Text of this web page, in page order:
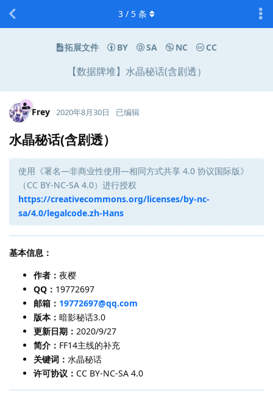
拓展文件 BY SA NC CC
【数据牌堆】水晶秘话(含剧透）
3 / 5 条
Frey 2020年8月30日 已编辑
水晶秘话(含剧透）
使用《署名—非商业性使用—相同方式共享 4.0 协议国际版》
（CC BY-NC-SA 4.0）进行授权
https://creativecommons.org/licenses/by-nc-
sa/4.0/legalcode.zh-Hans
基本信息：
作者： 夜樱
QQ： 19772697
邮箱： 19772697@qq.com
版本： 暗影秘话3.0
更新日期： 2020/9/27
简介： FF14主线的补充
关键词： 水晶秘话
许可协议： CC BY-NC-SA 4.0